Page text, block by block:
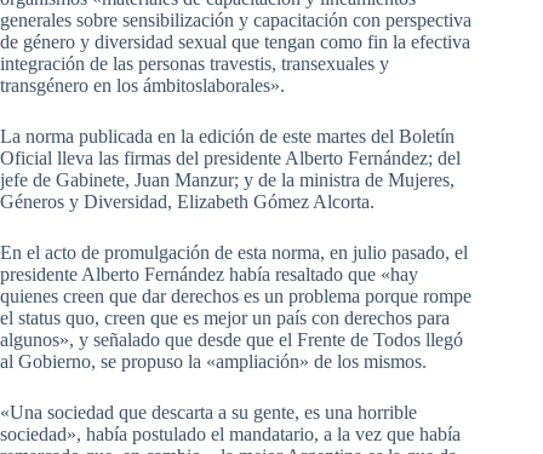
generales sobre sensibilización y capacitación con perspectiva
de género y diversidad sexual que tengan como fin la efectiva
integración de las personas travestis, transexuales y
transgénero en los ámbitoslaborales».
La norma publicada en la edición de este martes del Boletín
Oficial lleva las firmas del presidente Alberto Fernández; del
jefe de Gabinete, Juan Manzur; y de la ministra de Mujeres,
Géneros y Diversidad, Elizabeth Gómez Alcorta.
En el acto de promulgación de esta norma, en julio pasado, el
presidente Alberto Fernández había resaltado que «hay
quienes creen que dar derechos es un problema porque rompe
el status quo, creen que es mejor un país con derechos para
algunos», y señalado que desde que el Frente de Todos llegó
al Gobierno, se propuso la «ampliación» de los mismos.
«Una sociedad que descarta a su gente, es una horrible
sociedad», había postulado el mandatario, a la vez que había